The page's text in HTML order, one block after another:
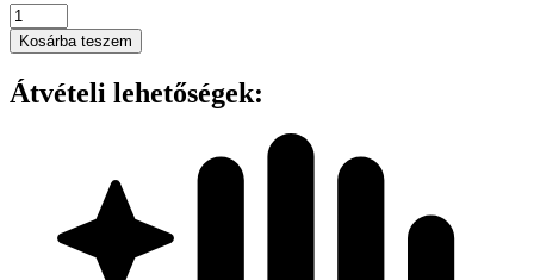
Kimood
-
COTTON
CANVAS
BOTTLE
Kosárba teszem
Átvételi lehetőségek: